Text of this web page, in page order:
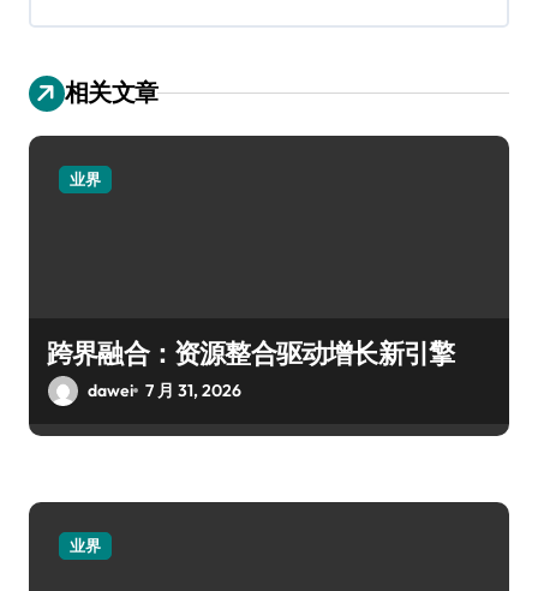
相关文章
业界
跨界融合：资源整合驱动增长新引擎
dawei 7 月 31, 2026
业界